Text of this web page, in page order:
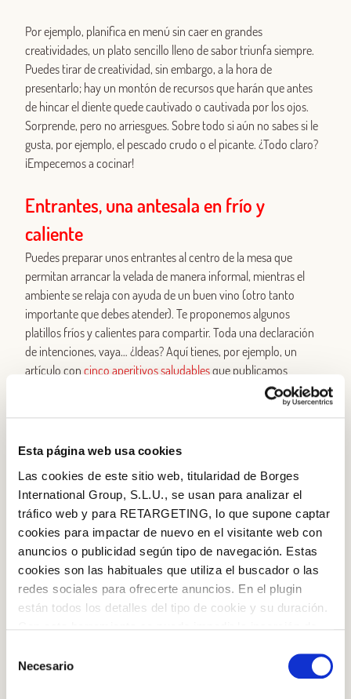
Esta página web usa cookies
Las cookies de este sitio web, titularidad de Borges
International Group, S.L.U., se usan para analizar el
tráfico web y para RETARGETING, lo que supone captar
cookies para impactar de nuevo en el visitante web con
anuncios o publicidad según tipo de navegación. Estas
cookies son las habituales que utiliza el buscador o las
redes sociales para ofrecerte anuncios. En el plugin
están todos los detalles del tipo de cookie y su duración.
la web aparece cómo evitar las cookies en el navegador.
Si se desea ver otra vez esta notificación navegar en
Necesario
Por ejemplo, planifica en menú sin caer en grandes
creatividades, un plato sencillo lleno de sabor triunfa siempre.
Puedes tirar de creatividad, sin embargo, a la hora de
presentarlo; hay un montón de recursos que harán que antes
de hincar el diente quede cautivado o cautivada por los ojos.
Sorprende, pero no arriesgues. Sobre todo si aún no sabes si le
gusta, por ejemplo, el pescado crudo o el picante. ¿Todo claro?
¡Empecemos a cocinar!
Entrantes, una antesala en frío y
caliente
Puedes preparar unos entrantes al centro de la mesa que
permitan arrancar la velada de manera informal, mientras el
ambiente se relaja con ayuda de un buen vino (otro tanto
importante que debes atender). Te proponemos algunos
platillos fríos y calientes para compartir. Toda una declaración
de intenciones, vaya… ¿Ideas? Aquí tienes, por ejemplo, un
artículo con cinco aperitivos saludablesque publicamos
recientemente, pensados para ocasiones especiales. Tampoco
es necesario agasajar con diez platos antes del principal, pero
más que una ensalada. Una fina crema ―fría o caliente,
rollitos de berenjena con queso crema y nuez pueden ser un
acierto. Echa un ojo a estassugerencias
Principal, a lo seguro
¿A quién no le gusta la pasta? No sabemos si es más de carne o
de pescado, de cocina tradicional o de fusiones de toque
exótico, así que caminemos sobre terreno firme y preparemos
originales que la pasta admitirá muy agradecidamente.
puttanescao